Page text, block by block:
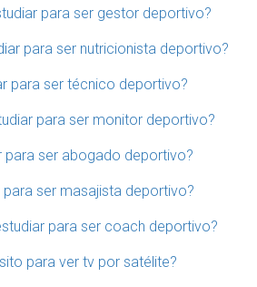
para ser gestor deportivo?
para ser nutricionista deportivo?
para ser técnico deportivo?
para ser monitor deportivo?
para ser abogado deportivo?
para ser masajista deportivo?
para ser coach deportivo?
para ver tv por satélite?